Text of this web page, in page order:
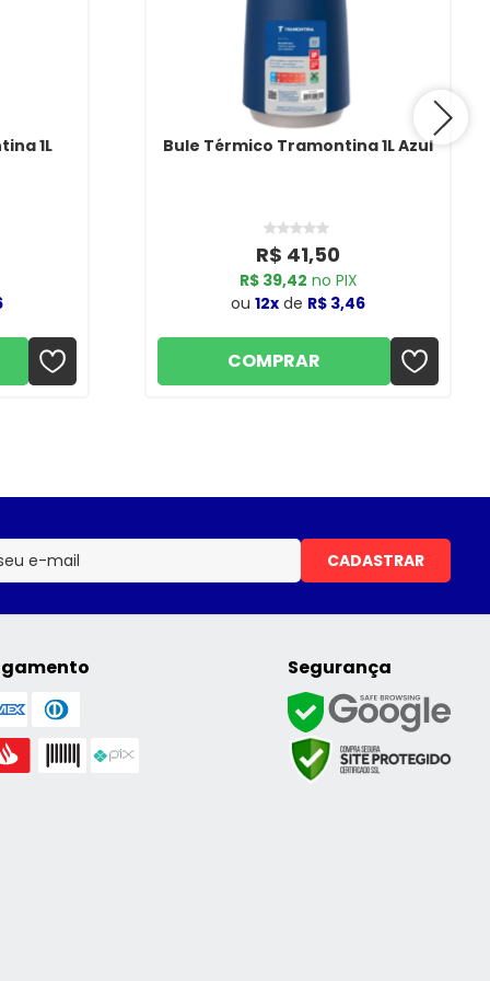
1L Bule Térmico Tramontina 1L Azul
R$ 41,50
R$ 39,42 no PIX
ou 12x de R$ 3,46
COMPRAR
CADASTRAR
Segurança